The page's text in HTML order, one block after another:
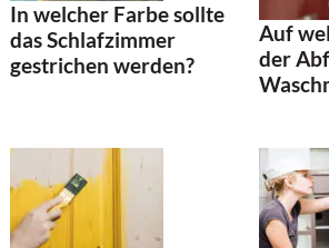
In welcher Farbe sollte
das Schlafzimmer
gestrichen werden?
Auf
der